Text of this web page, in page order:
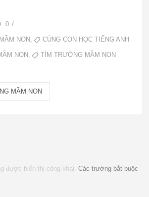
0 /
NON CÙNG CON HỌC TIẾNG ANH
NON TÌM TRƯỜNG MẦM NON
MẦM NON
được hiển thị công khai. Các trường bắt buộc